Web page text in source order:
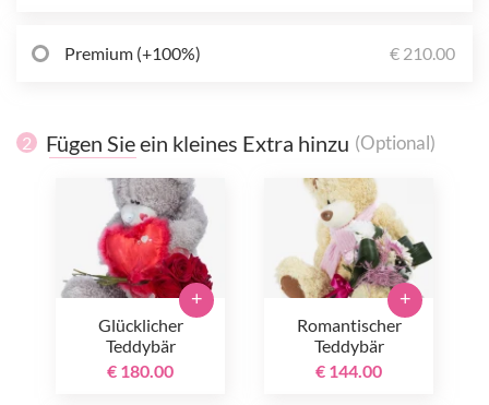
Premium (+100%) € 210.00
2 Fügen Sie ein kleines Extra hinzu (Optional)
Glücklicher
Teddybär
€ 180.00
+
Romantischer
Teddybär
€ 144.00
+